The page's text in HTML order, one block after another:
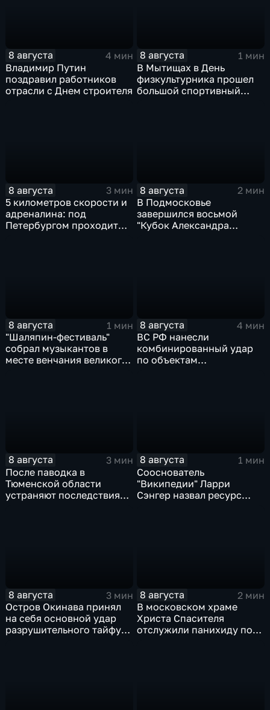
8 августа
4 мин
Владимир Путин
поздравил работников
отрасли с Днем строителя
8 августа
1 мин
В Мытищах в День
физкультурника прошел
большой спортивный
8 августа
3 мин
5 километров скорости и
адреналина: под
Петербургом проходит
8 августа
2 мин
В Подмосковье
завершился восьмой
"Кубок Александра
8 августа
1 мин
"Шаляпин‑фестиваль"
собрал музыкантов в
месте венчания великого
8 августа
4 мин
ВС РФ нанесли
комбинированный удар
по объектам
8 августа
3 мин
После паводка в
Тюменской области
устраняют последствия
8 августа
1 мин
Сооснователь
"Википедии" Ларри
Сэнгер назвал ресурс
8 августа
3 мин
Остров Окинава принял
на себя основной удар
разрушительного тайфуна
8 августа
2 мин
В московском храме
Христа Спасителя
отслужили панихиду по